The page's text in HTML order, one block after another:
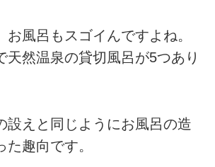
風呂もスゴイんですよね。
天然温泉の貸切風呂が5つあり
えと同じようにお風呂の造
た趣向です。